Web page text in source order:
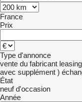
France
Prix
Type d'annonce
vente du fabricant leasing
avec supplément )
État
neuf d'occasion
Année